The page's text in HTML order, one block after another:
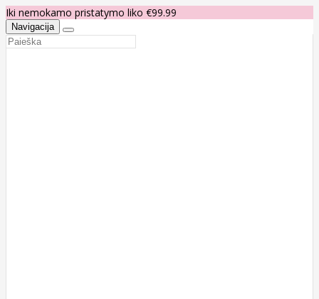
Iki nemokamo pristatymo liko €99.99
Navigacija